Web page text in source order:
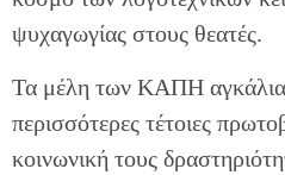
ψυχαγωγίας στους θεατές.
Τα μέλη των ΚΑΠΗ
περισσότερες τέτοιες
κοινωνική τους